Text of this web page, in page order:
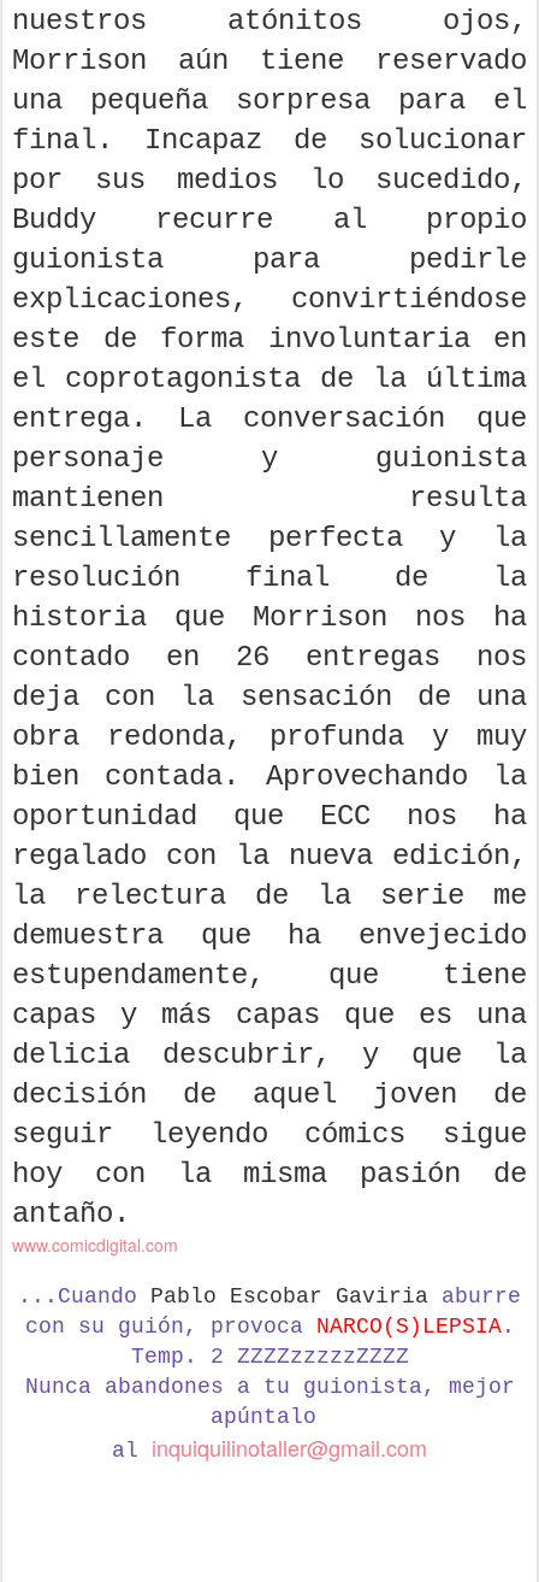
nuestros atónitos ojos,
Morrison aún tiene reservado
una pequeña sorpresa para el
final. Incapaz de solucionar
por sus medios lo sucedido,
Buddy recurre al propio
guionista para pedirle
explicaciones, convirtiéndose
este de forma involuntaria en
el coprotagonista de la última
entrega. La conversación que
personaje y guionista
mantienen resulta
sencillamente perfecta y la
resolución final de la
historia que Morrison nos ha
contado en 26 entregas nos
deja con la sensación de una
obra redonda, profunda y muy
bien contada. Aprovechando la
oportunidad que ECC nos ha
regalado con la nueva edición,
la relectura de la serie me
demuestra que ha envejecido
estupendamente, que tiene
capas y más capas que es una
delicia descubrir, y que la
decisión de aquel joven de
seguir leyendo cómics sigue
hoy con la misma pasión de
antaño.
www.comicdigital.com
...Cuando Pablo Escobar Gaviria aburre
con su guión, provoca NARCO(S)LEPSIA.
Temp. 2 ZZZZzzzzzZZZZ
Nunca abandones a tu guionista, mejor
apúntalo
al inquiquilinotaller@gmail.com